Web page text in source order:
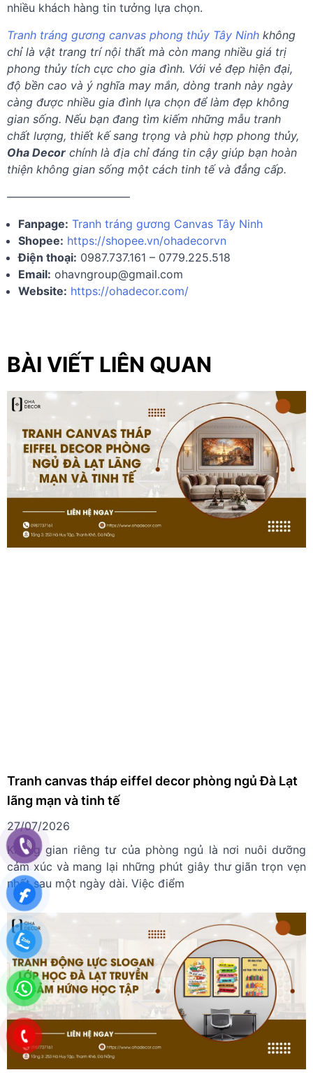
nhiều khách hàng tin tưởng lựa chọn.
Tranh tráng gương canvas phong thủy Tây Ninh không
chỉ là vật trang trí nội thất mà còn mang nhiều giá trị
phong thủy tích cực cho gia đình. Với vẻ đẹp hiện đại,
độ bền cao và ý nghĩa may mắn, dòng tranh này ngày
càng được nhiều gia đình lựa chọn để làm đẹp không
gian sống. Nếu bạn đang tìm kiếm những mẫu tranh
chất lượng, thiết kế sang trọng và phù hợp phong thủy,
Oha Decor chính là địa chỉ đáng tin cậy giúp bạn hoàn
thiện không gian sống một cách tinh tế và đẳng cấp.
———————————
Fanpage: Tranh tráng gương Canvas Tây Ninh
Shopee: https://shopee.vn/ohadecorvn
Điện thoại: 0987.737.161 – 0779.225.518
Email: ohavngroup@gmail.com
Website: https://ohadecor.com/
BÀI VIẾT LIÊN QUAN
Tranh canvas tháp eiffel decor phòng ngủ Đà Lạt
lãng mạn và tinh tế
27/07/2026
Không gian riêng tư của phòng ngủ là nơi nuôi dưỡng
cảm xúc và mang lại những phút giây thư giãn trọn vẹn
nhất sau một ngày dài. Việc điểm